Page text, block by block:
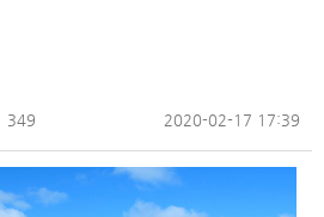
349 2020-02-17 17:39